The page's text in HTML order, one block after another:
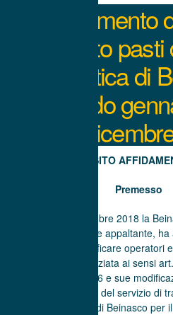
trasporto
scolastica di
periodo
ESITO
Premesso
che in data 25 ottobre 2018 la
qualità di stazione appaltante,
mercato per identificare operatori
alla procedura negoziata ai sensi
del D. Lgs. 50/2016 e sue
per l’affidamento del servizio di
mensa scolastica di Beinasco per